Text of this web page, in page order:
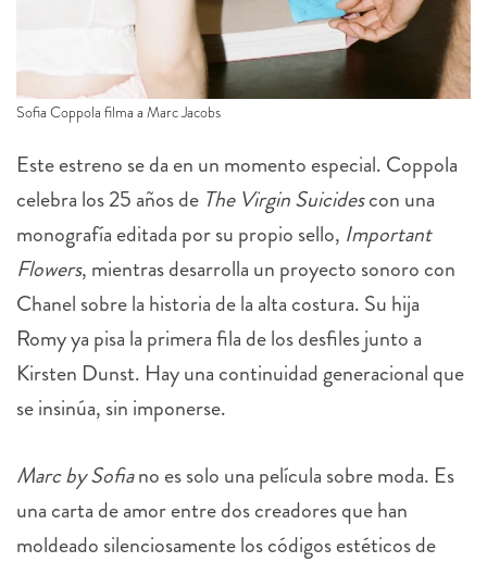
Sofia Coppola filma a Marc Jacobs
Este estreno se da en un momento especial. Coppola
celebra los 25 años de The Virgin Suicidescon una
monografía editada por su propio sello, Important
Flowers, mientras desarrolla un proyecto sonoro con
Chanel sobre la historia de la alta costura. Su hija
Romy ya pisa la primera fila de los desfiles junto a
Kirsten Dunst. Hay una continuidad generacional que
se insinúa, sin imponerse.
Marc by Sofiano es solo una película sobre moda. Es
una carta de amor entre dos creadores que han
moldeado silenciosamente los códigos estéticos de